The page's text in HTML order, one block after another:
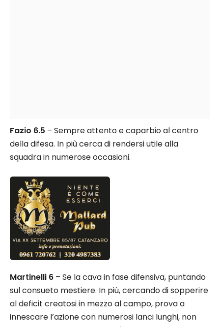
Fazio 6.5 – Sempre attento e caparbio al centro
della difesa. In più cerca di rendersi utile alla
squadra in numerose occasioni.
Martinelli 6 – Se la cava in fase difensiva, puntando
sul consueto mestiere. In più, cercando di sopperire
al deficit creatosi in mezzo al campo, prova a
innescare l’azione con numerosi lanci lunghi, non